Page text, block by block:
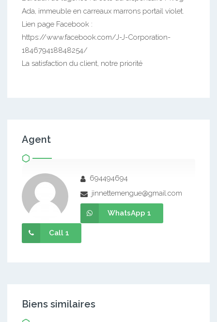
Ada, immeuble en carreaux marrons portail violet.
Lien page Facebook :
https://www.facebook.com/J-J-Corporation-
184679418848254/
La satisfaction du client, notre priorité
Agent
694494694
jinnettemengue@gmail.com
WhatsApp 1
Call 1
Biens similaires